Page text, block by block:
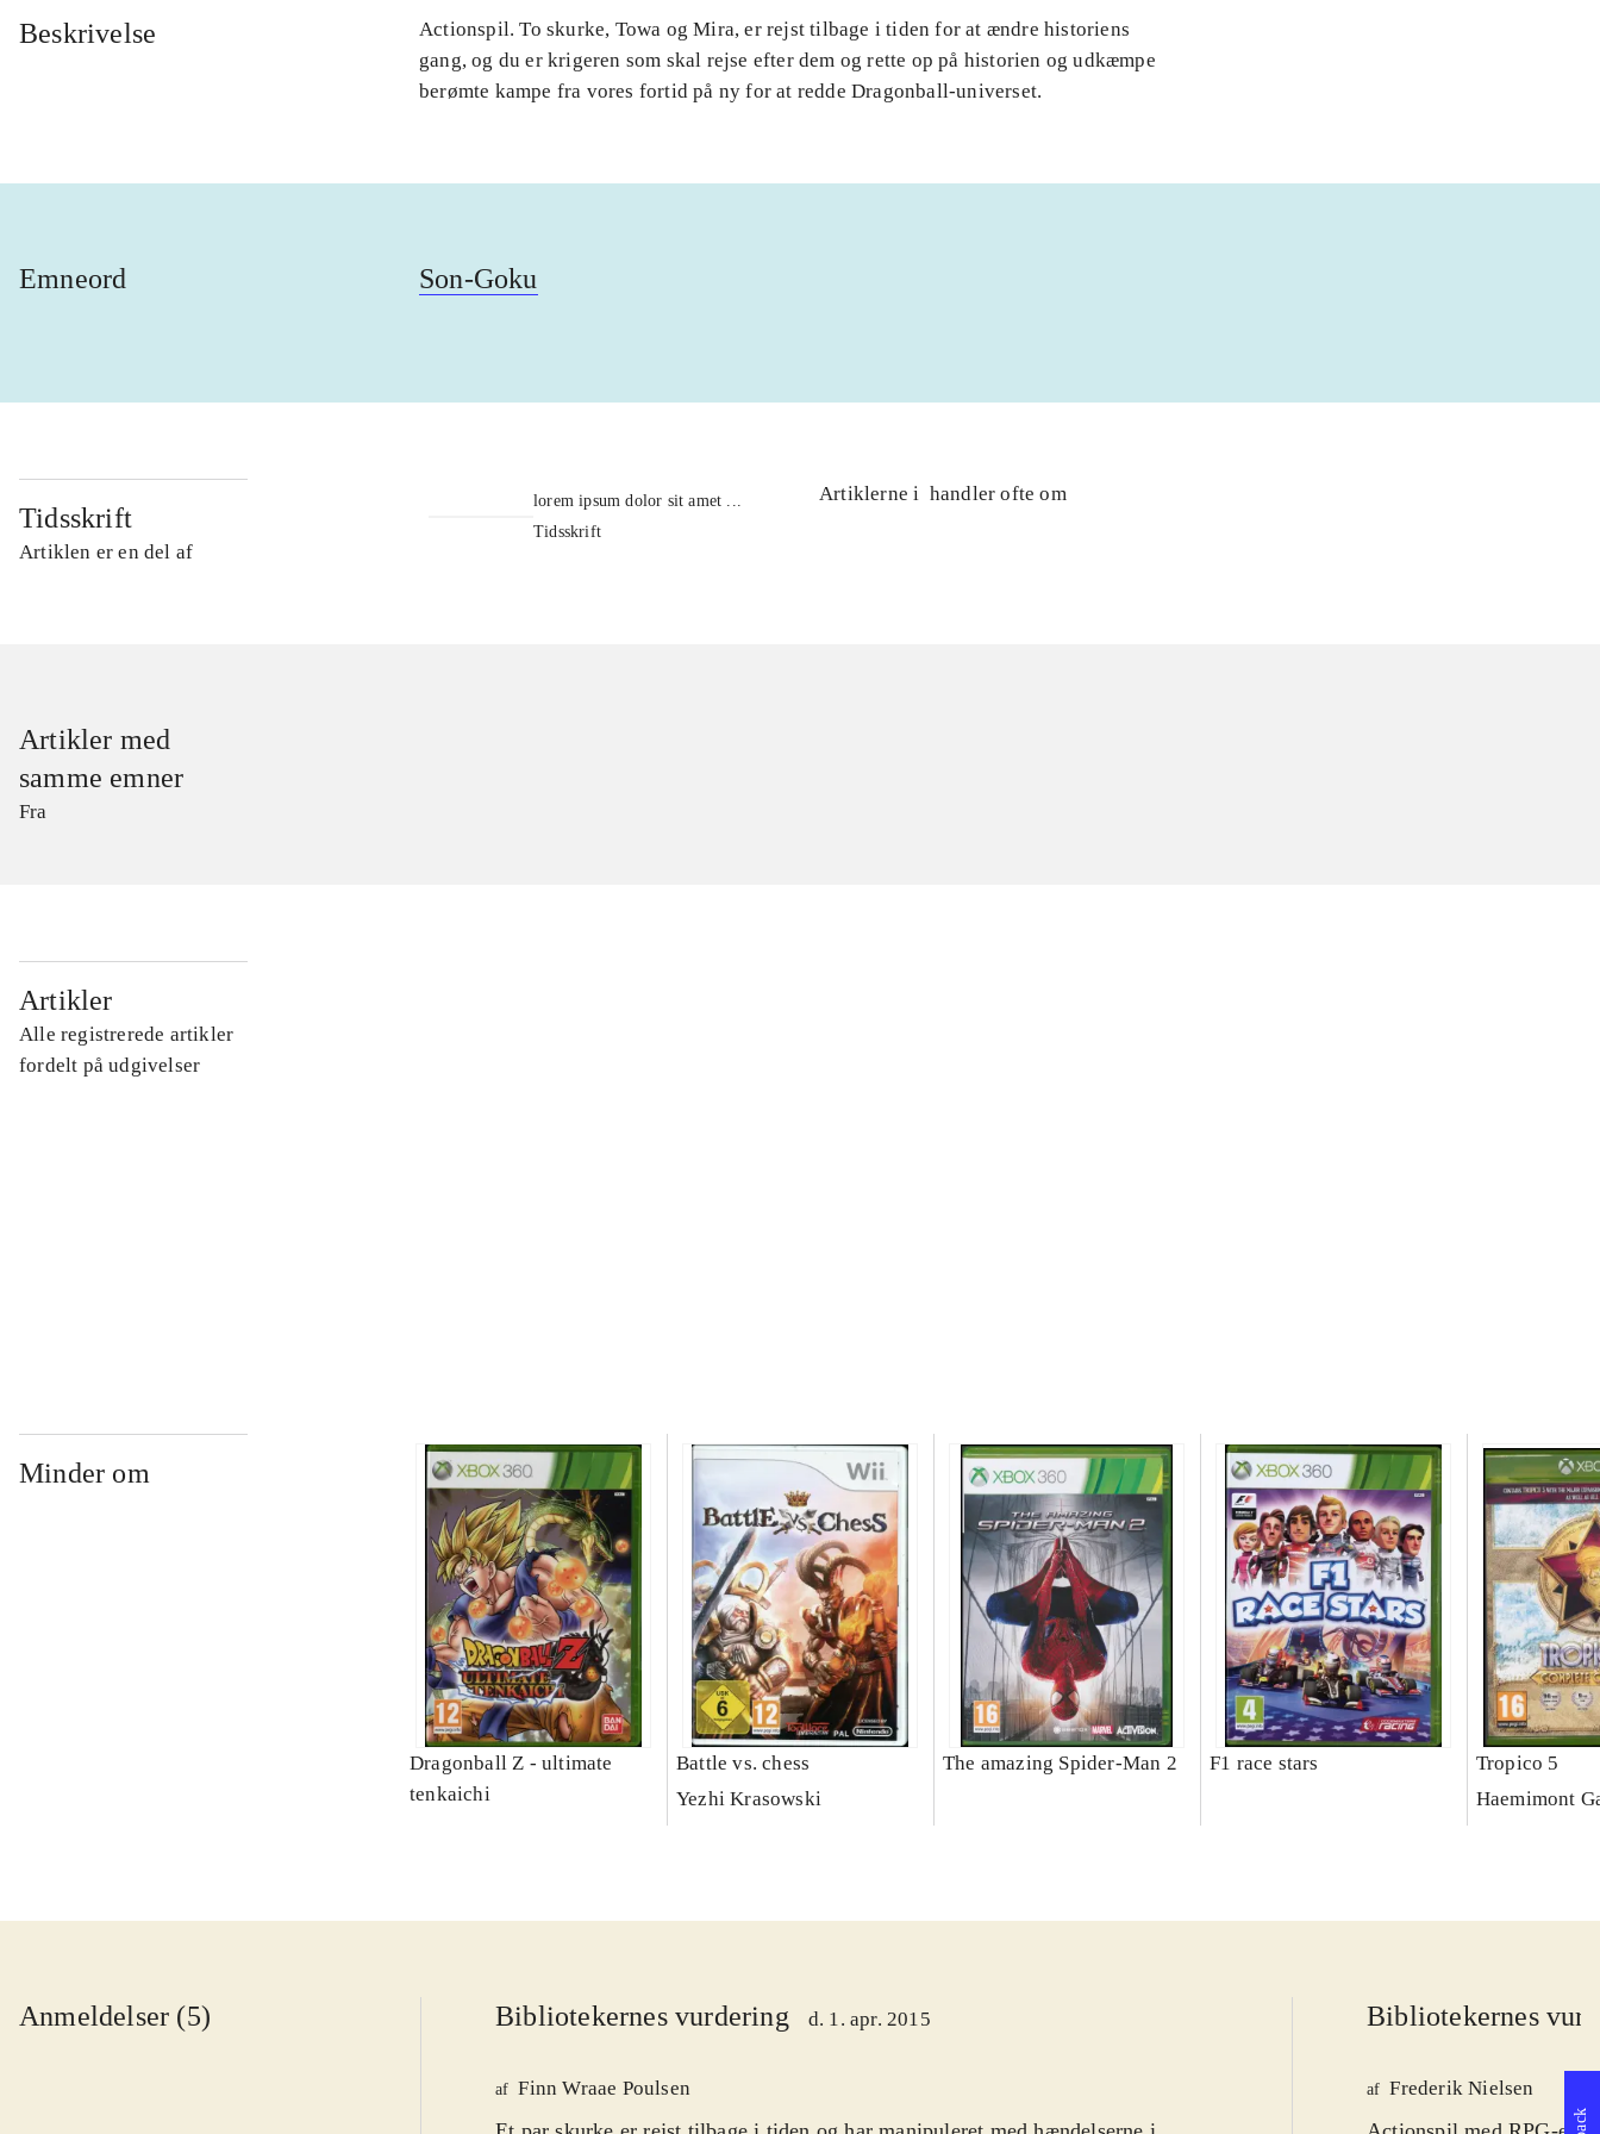
Beskrivelse
Actionspil. To skurke, Towa og Mira, er rejst tilbage i tiden for at ændre historiens
gang, og du er krigeren som skal rejse efter dem og rette op på historien og udkæmpe
berømte kampe fra vores fortid på ny for at redde Dragonball-universet.
Emneord Son-Goku
Tidsskrift
Artiklen er en del af
lorem ipsum dolor sit amet ...
Tidsskrift
Artiklerne i handler ofte om
Artikler med
samme emner
Fra
Artikler
Alle registrerede artikler
fordelt på udgivelser
Minder om
Dragonball Z - ultimate
tenkaichi
Battle vs. chess
Yezhi Krasowski
The amazing Spider-Man 2 F1 race stars
Tropico 5
Haemimont
Anmeldelser (5) Bibliotekernes vurdering d. 1. apr. 2015
af Finn Wraae Poulsen
Bibliotekernes
af Frederik Nielsen